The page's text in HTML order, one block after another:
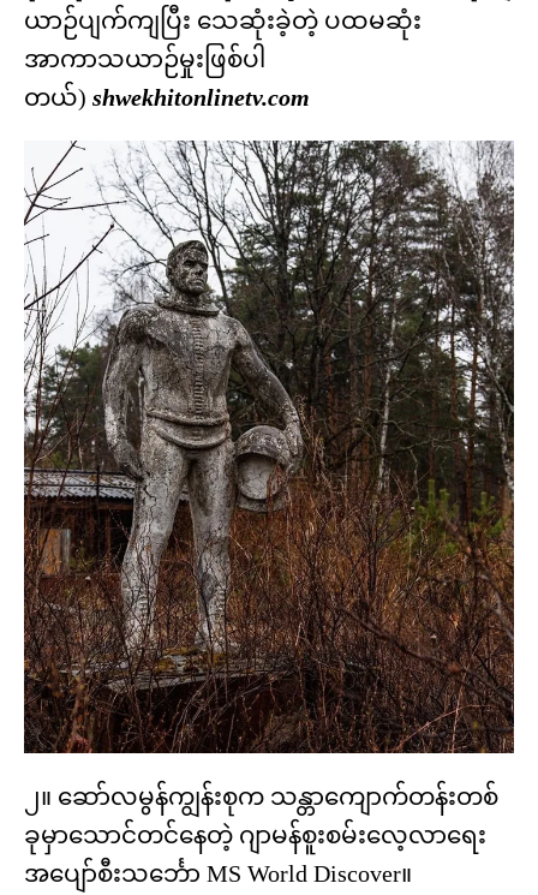
ယာဉ်ပျက်ကျပြီး သေဆုံးခဲ့တဲ့ ပထမဆုံး
အာကာသယာဉ်မှုးဖြစ်ပါ
တယ်) shwekhitonlinetv.com
၂။ ဆော်လမွန်ကျွန်းစုက သန္တာကျောက်တန်းတစ်
ခုမှာသောင်တင်နေတဲ့ ဂျာမန်စူးစမ်းလေ့လာရေး
အပျော်စီးသင်္ဘော MS World Discover။